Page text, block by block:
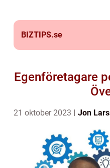
BIZTIPS.se
Egenföretagare
21 oktober 2023 Jon